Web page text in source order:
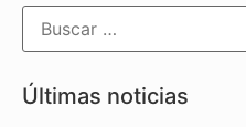
Últimas noticias